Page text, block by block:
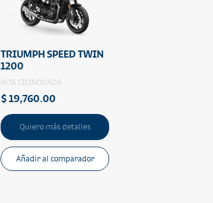
TRIUMPH SPEED TWIN
1200
ALTA CILINDRADA
$ 19,760.00
Quiero más detalles
Añadir al comparador